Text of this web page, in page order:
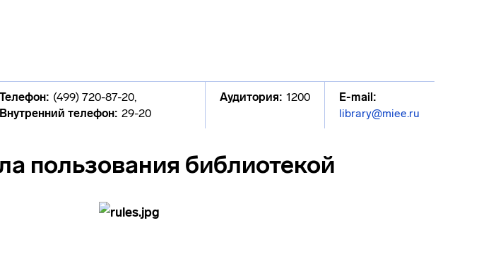
Телефон: (499) 720-87-20,
Внутренний телефон: 29-20
Аудитория: 1200
E-mail:
library@miee.ru
пользования библиотекой